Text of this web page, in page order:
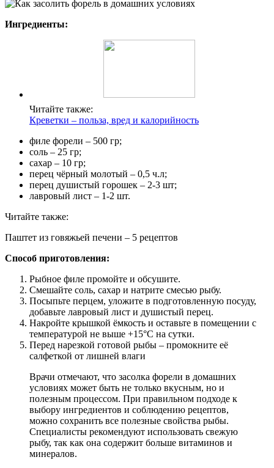
Ингредиенты:
Читайте также:
Креветки – польза, вред и калорийность
филе форели – 500 гр;
соль – 25 гр;
сахар – 10 гр;
перец чёрный молотый – 0,5 ч.л;
перец душистый горошек – 2-3 шт;
лавровый лист – 1-2 шт.
Читайте также:
Паштет из говяжьей печени – 5 рецептов
Способ приготовления:
Рыбное филе промойте и обсушите.
Смешайте соль, сахар и натрите смесью рыбу.
Посыпьте перцем, уложите в подготовленную посуду,
добавьте лавровый лист и душистый перец.
Накройте крышкой ёмкость и оставьте в помещении с
температурой не выше +15°С на сутки.
Перед нарезкой готовой рыбы – промокните её
салфеткой от лишней влаги
Врачи отмечают, что засолка форели в домашних
условиях может быть не только вкусным, но и
полезным процессом. При правильном подходе к
выбору ингредиентов и соблюдению рецептов,
можно сохранить все полезные свойства рыбы.
Специалисты рекомендуют использовать свежую
рыбу, так как она содержит больше витаминов и
минералов.